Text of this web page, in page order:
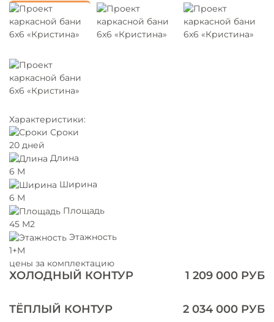
Характеристики:
Сроки
20 дней
Длина
6 М
Ширина
6 М
Площадь
45 М2
Этажность
1+М
цены за комплектацию
ХОЛОДНЫЙ КОНТУР 1 209 000 РУБ
ТЁПЛЫЙ КОНТУР 2 034 000 РУБ